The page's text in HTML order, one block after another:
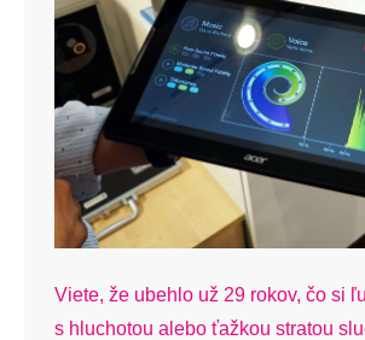
Viete, že ubehlo už 29 rokov, čo si
s hluchotou alebo ťažkou stratou